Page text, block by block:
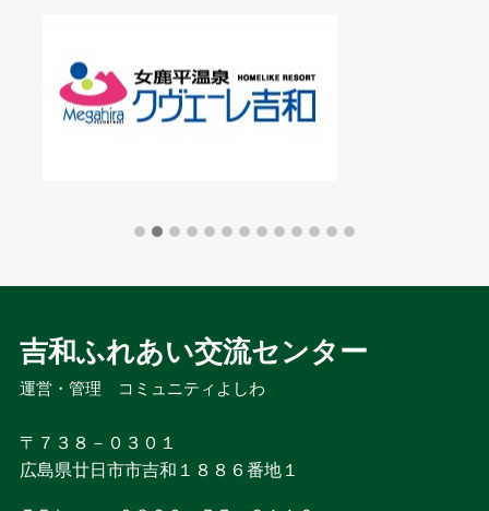
吉和ふれあい交流センター
運営・管理　コミュニティよしわ
〒７３８－０３０１
広島県廿日市市吉和１８８６番地１